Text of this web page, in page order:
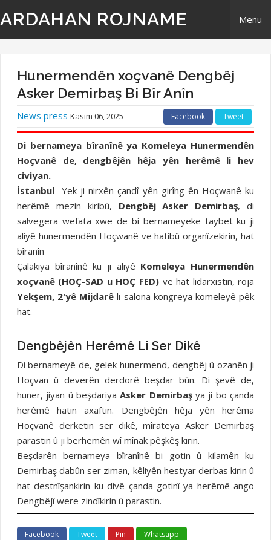
ARDAHAN ROJNAME Menu
Derbarê Me
TR | Tirki - Türkçe
EN | English- ingilizi
Têkilî
Hunermendên xoçvanê Dengbêj
Asker Demirbaş Bi Bîr Anîn
News press Kasım 06, 2025 Facebook Tweet
Di bernameya bîranînê ya Komeleya Hunermendên
Hoçvanê de, dengbêjên hêja yên herêmê li hev
civiyan.
İstanbul- Yek ji nirxên çandî yên girîng ên Hoçwanê ku
herêmê mezin kiribû, Dengbêj Asker Demirbaş, di
salvegera wefata xwe de bi bernameyeke taybet ku ji
aliyê hunermendên Hoçwanê ve hatibû organîzekirin, hat
bîranîn
Çalakiya bîranînê ku ji aliyê Komeleya Hunermendên
xoçvanê (HOÇ-SAD u HOÇ FED) ve hat lidarxistin, roja
Yekşem, 2'yê Mijdarê li salona kongreya komeleyê pêk
hat.
Dengbêjên Herêmê Li Ser Dikê
Di bernameyê de, gelek hunermend, dengbêj û ozanên ji
Hoçvan û deverên derdorê beşdar bûn. Di şevê de,
huner, jiyan û beşdariyaAsker Demirbaşya ji bo çanda
herêmê hatin axaftin. Dengbêjên hêja yên herêma
Hoçvanê derketin ser dikê, mîrateya Asker Demirbaş
parastin û ji berhemên wî mînak pêşkêş kirin.
Beşdarên bernameya bîranînê bi gotin û kilamên ku
Demirbaş dabûn ser ziman, kêliyên hestyar derbas kirin û
hat destnîşankirin ku divê çanda gotinî ya herêmê ango
Dengbêjî were zindîkirin û parastin.
Facebook Tweet Pin Whatsapp